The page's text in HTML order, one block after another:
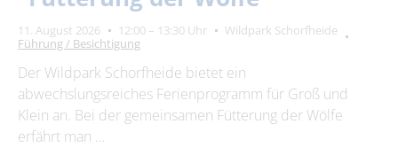
11. August 2026 12:00 – 13:30 Uhr
Wildpark Schorfheide
Führung / Besichtigung
Der Wildpark Schorfheide bietet ein
abwechslungsreiches Ferienprogramm für Groß und
Klein an. Bei der gemeinsamen Fütterung der Wölfe
erfährt man …